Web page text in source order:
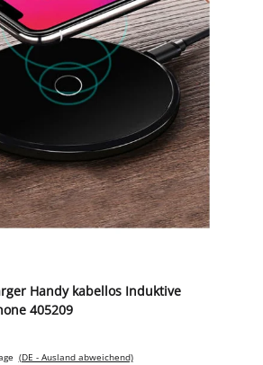
Handy kabellos Induktive
405209
(DE - Ausland abweichend)